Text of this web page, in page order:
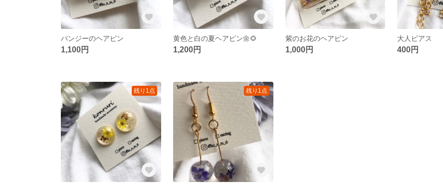
パンジーのヘアピン
1,100円
黄色と白の夏ヘアピン🌼🌻
1,200円
紫のお花のヘアピン
1,000円
大人ピアス
400円
残り1点 残り1点